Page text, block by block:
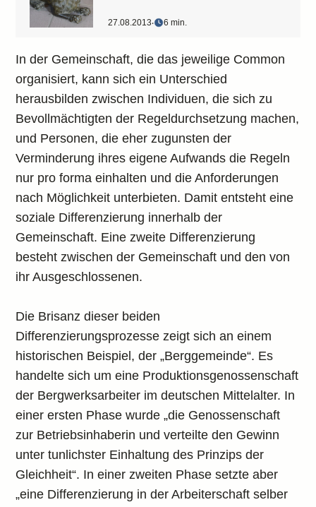
27.08.2013‧ 6 min.
In der Gemeinschaft, die das jeweilige Common
organisiert, kann sich ein Unterschied
herausbilden zwischen Individuen, die sich zu
Bevollmächtigten der Regeldurchsetzung machen,
und Personen, die eher zugunsten der
Verminderung ihres eigene Aufwands die Regeln
nur pro forma einhalten und die Anforderungen
nach Möglichkeit unterbieten. Damit entsteht eine
soziale Differenzierung innerhalb der
Gemeinschaft. Eine zweite Differenzierung
besteht zwischen der Gemeinschaft und den von
ihr Ausgeschlossenen.
Die Brisanz dieser beiden
Differenzierungsprozesse zeigt sich an einem
historischen Beispiel, der „Berggemeinde“. Es
handelte sich um eine Produktionsgenossenschaft
der Bergwerksarbeiter im deutschen Mittelalter. In
einer ersten Phase wurde „die Genossenschaft
zur Betriebsinhaberin und verteilte den Gewinn
unter tunlichster Einhaltung des Prinzips der
Gleichheit“. In einer zweiten Phase setzte aber
„eine Differenzierung in der Arbeiterschaft selber